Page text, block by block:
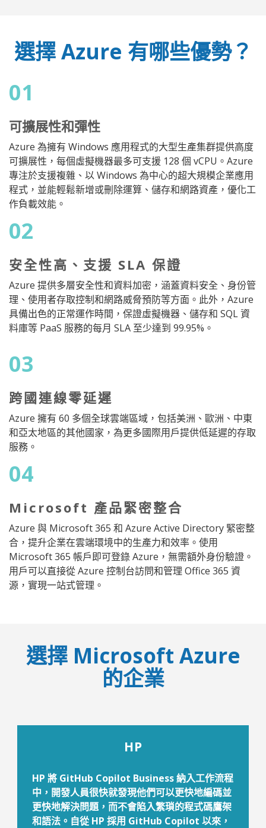
選擇 Azure 有哪些優勢？
01
可擴展性和彈性
Azure 為擁有 Windows 應用程式的大型生產集群提供高度
可擴展性，每個虛擬機器最多可支援 128 個 vCPU。Azure
專注於支援複雜、以 Windows 為中心的超大規模企業應用
程式，並能輕鬆新增或刪除運算、儲存和網路資產，優化工
作負載效能。
02
安全性高、支援 SLA 保證
Azure 提供多層安全性和資料加密，涵蓋資料安全、身份管
理、使用者存取控制和網路威脅預防等方面。此外，Azure
具備出色的正常運作時間，保證虛擬機器、儲存和 SQL 資
料庫等 PaaS 服務的每月 SLA 至少達到 99.95%。
03
跨國連線零延遲
Azure 擁有 60 多個全球雲端區域，包括美洲、歐洲、中東
和亞太地區的其他國家，為更多國際用戶提供低延遲的存取
服務。
04
Microsoft 產品緊密整合
Azure 與 Microsoft 365 和 Azure Active Directory 緊密整
合，提升企業在雲端環境中的生產力和效率。使用
Microsoft 365 帳戶即可登錄 Azure，無需額外身份驗證。
用戶可以直接從 Azure 控制台訪問和管理 Office 365 資
源，實現一站式管理。
選擇 Microsoft Azure
的企業
HP
HP 將 GitHub Copilot Business 納入工作流程
中，開發人員很快就發現他們可以更快地編碼並
更快地解決問題，而不會陷入繁瑣的程式碼鷹架
和語法。自從 HP 採用 GitHub Copilot 以來，